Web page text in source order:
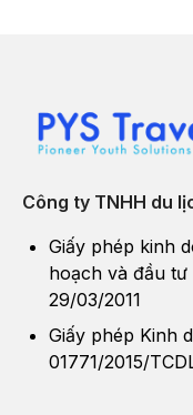
Công ty TNHH du
Giấy phép kinh
hoạch và đầu
29/03/2011
Giấy phép Kinh
01771/2015/